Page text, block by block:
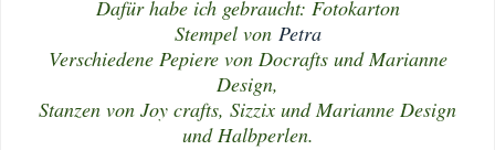
Dafür habe ich gebraucht: Fotokarton
Stempel von Petra
Verschiedene Pepiere von Docrafts und Marianne
Design,
Stanzen von Joy crafts, Sizzix und Marianne Design
und Halbperlen.